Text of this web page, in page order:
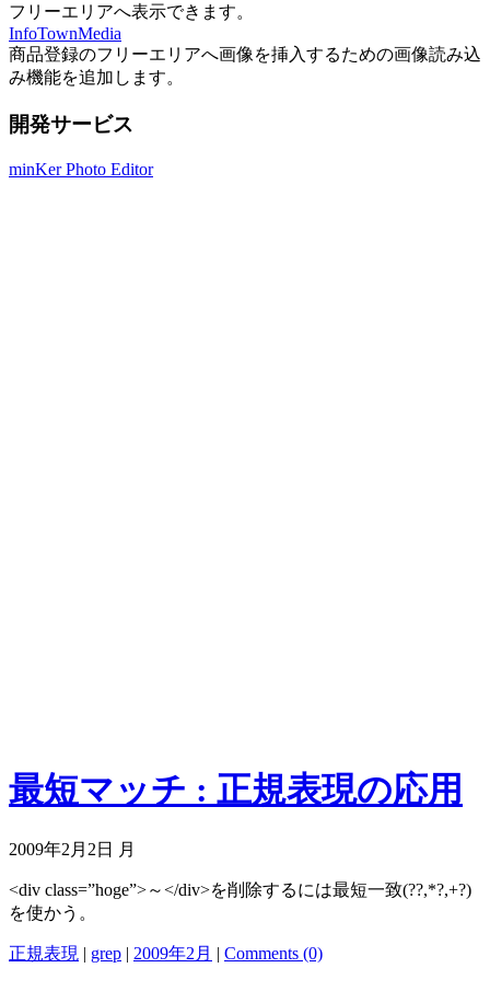
フリーエリアへ表示できます。
InfoTownMedia
商品登録のフリーエリアへ画像を挿入するための画像読み込
み機能を追加します。
開発サービス
minKer Photo Editor
最短マッチ : 正規表現の応用
2009年2月2日 月
<div class=”hoge”>～</div>を削除するには最短一致(??,*?,+?)
を使かう。
正規表現 | grep | 2009年2月 | Comments (0)